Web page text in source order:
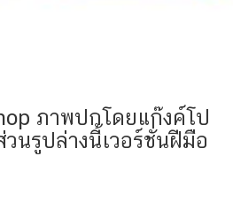
ภาพปกโดยแก๊งค์โป
นรูปล่างนี้เวอร์ชั่นฝีมือ